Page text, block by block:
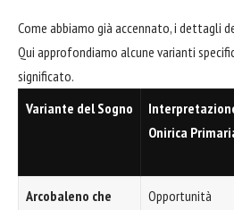
Come abbiamo già accennato, i dettagli
Qui approfondiamo alcune varianti
significato.
Variante del Sogno
Onirica
Arcobaleno che
Opportunità